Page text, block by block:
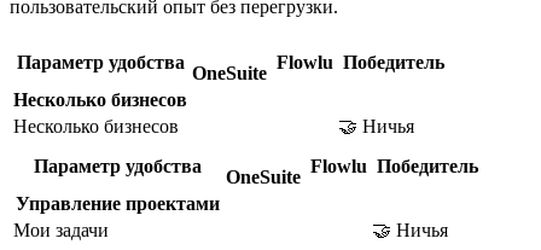
пользовательский опыт без перегрузки.
Параметр удобства
OneSuite
Flowlu Победитель
Несколько бизнесов
Несколько бизнесов
🤝 Ничья
Параметр удобства
OneSuite
Flowlu Победитель
Управление проектами
Мои задачи
🤝 Ничья